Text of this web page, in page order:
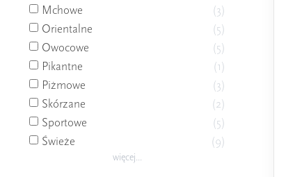
Mchowe
3
Orientalne
5
Owocowe
5
Pikantne
1
Piżmowe
3
Skórzane
2
Sportowe
5
Świeże
9
więcej...